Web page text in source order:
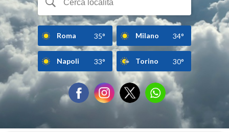
Roma 35° Milano 34°
Napoli 33° Torino 30°